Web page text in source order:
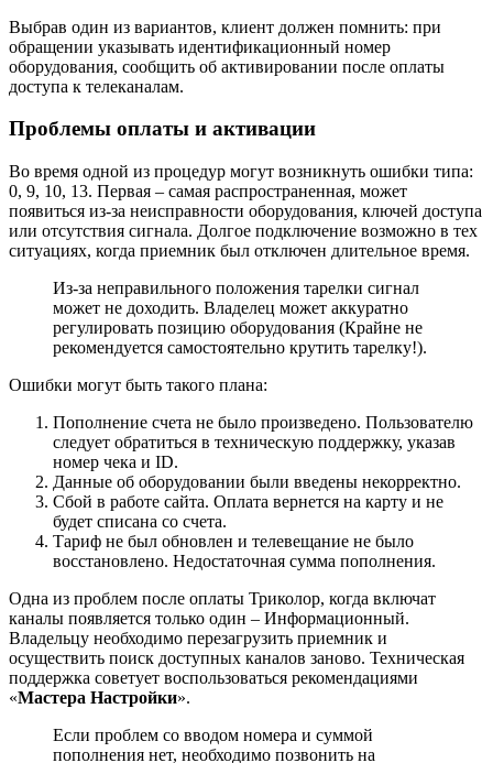
Выбрав один из вариантов, клиент должен помнить: при
обращении указывать идентификационный номер
оборудования, сообщить об активировании после оплаты
доступа к телеканалам.
Проблемы оплаты и активации
Во время одной из процедур могут возникнуть ошибки типа:
0, 9, 10, 13. Первая – самая распространенная, может
появиться из-за неисправности оборудования, ключей доступа
или отсутствия сигнала. Долгое подключение возможно в тех
ситуациях, когда приемник был отключен длительное время.
Из-за неправильного положения тарелки сигнал
может не доходить. Владелец может аккуратно
регулировать позицию оборудования (Крайне не
рекомендуется самостоятельно крутить тарелку!).
Ошибки могут быть такого плана:
Пополнение счета не было произведено. Пользователю
следует обратиться в техническую поддержку, указав
номер чека и ID.
Данные об оборудовании были введены некорректно.
Сбой в работе сайта. Оплата вернется на карту и не
будет списана со счета.
Тариф не был обновлен и телевещание не было
восстановлено. Недостаточная сумма пополнения.
Одна из проблем после оплаты Триколор, когда включат
каналы появляется только один – Информационный.
Владельцу необходимо перезагрузить приемник и
осуществить поиск доступных каналов заново. Техническая
поддержка советует воспользоваться рекомендациями
«Мастера Настройки».
Если проблем со вводом номера и суммой
пополнения нет, необходимо позвонить на